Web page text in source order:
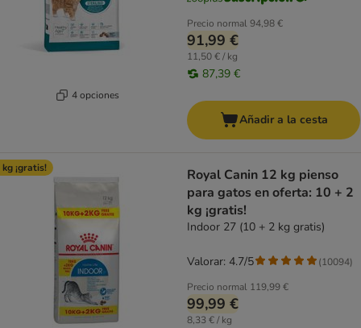
4 opciones
Precio normal94,98 €
91,99 €
11,50 € / kg
87,39 €
Añadir a la cesta
kg ¡gratis!
Royal Canin 12 kg pienso
para gatos en oferta: 10 + 2
kg ¡gratis!
Indoor 27 (10 + 2 kg gratis)
Precio normal 119,99 €
99,99 €
8,33 € / kg
Valorar: 4.7/5 (10094)